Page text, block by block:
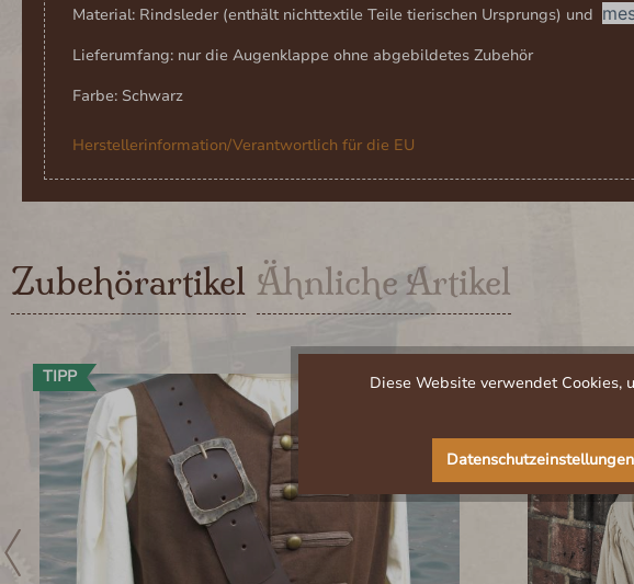
Material: Rindsleder (enthält nichttextile Teile tierischen Ursprungs) und
Lieferumfang: nur die Augenklappe ohne abgebildetes Zubehör
Farbe: Schwarz
Herstellerinformation/Verantwortlich für die EU
Zubehörartikel Ähnliche Artikel
TIPP Diese Website verwendet Cookies,
Datenschutzeinstellungen